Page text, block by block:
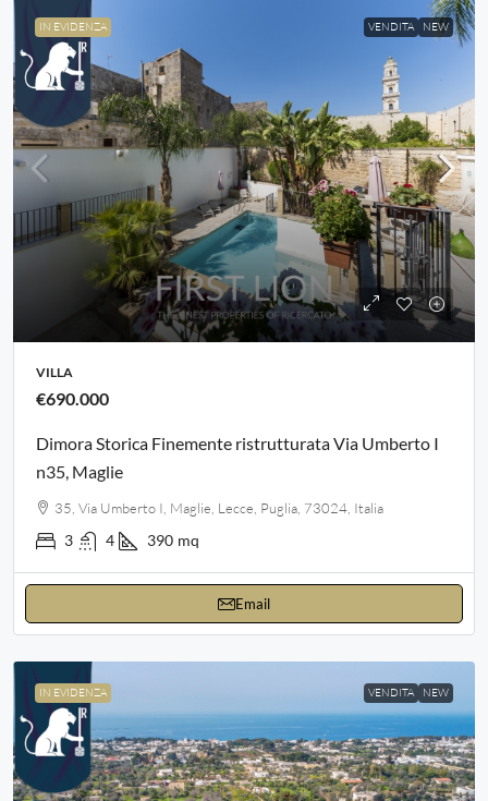
IN EVIDENZA VENDITA NEW
VILLA
€690.000
Dimora Storica Finemente ristrutturata Via Umberto I
n35, Maglie
35, Via Umberto I, Maglie, Lecce, Puglia, 73024, Italia
3 4 390 mq
Email
IN EVIDENZA VENDITA NEW